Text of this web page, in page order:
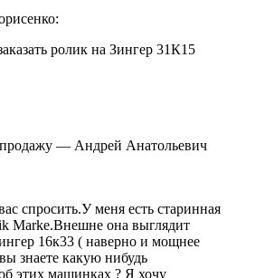
ролик на Зингер 31К15
— Андрей Анатольевич
спросить.У меня есть старинная
Marke.Внешне она выглядит
16к33 ( наверно и мощнее
знаете какую нибудь
этих машинках ? Я хочу